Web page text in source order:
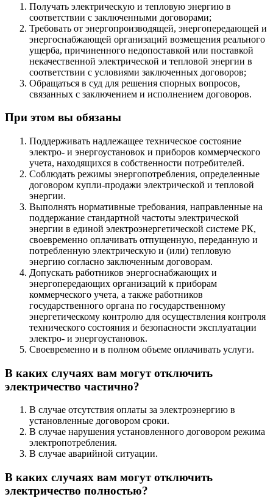
Получать электрическую и тепловую энергию в
соответствии с заключенными договорами;
Требовать от энергопроизводящей, энергопередающей и
энергоснабжающей организаций возмещения реального
ущерба, причиненного недопоставкой или поставкой
некачественной электрической и тепловой энергии в
соответствии с условиями заключенных договоров;
Обращаться в суд для решения спорных вопросов,
связанных с заключением и исполнением договоров.
При этом вы обязаны
Поддерживать надлежащее техническое состояние
электро- и энергоустановок и приборов коммерческого
учета, находящихся в собственности потребителей.
Соблюдать режимы энергопотребления, определенные
договором купли-продажи электрической и тепловой
энергии.
Выполнять нормативные требования, направленные на
поддержание стандартной частоты электрической
энергии в единой электроэнергетической системе РК,
своевременно оплачивать отпущенную, переданную и
потребленную электрическую и (или) тепловую
энергию согласно заключенным договорам.
Допускать работников энергоснабжающих и
энергопередающих организаций к приборам
коммерческого учета, а также работников
государственного органа по государственному
энергетическому контролю для осуществления контроля
технического состояния и безопасности эксплуатации
электро- и энергоустановок.
Своевременно и в полном объеме оплачивать услуги.
В каких случаях вам могут отключить
электричество частично?
В случае отсутствия оплаты за электроэнергию в
установленные договором сроки.
В случае нарушения установленного договором режима
электропотребления.
В случае аварийной ситуации.
В каких случаях вам могут отключить
электричество полностью?